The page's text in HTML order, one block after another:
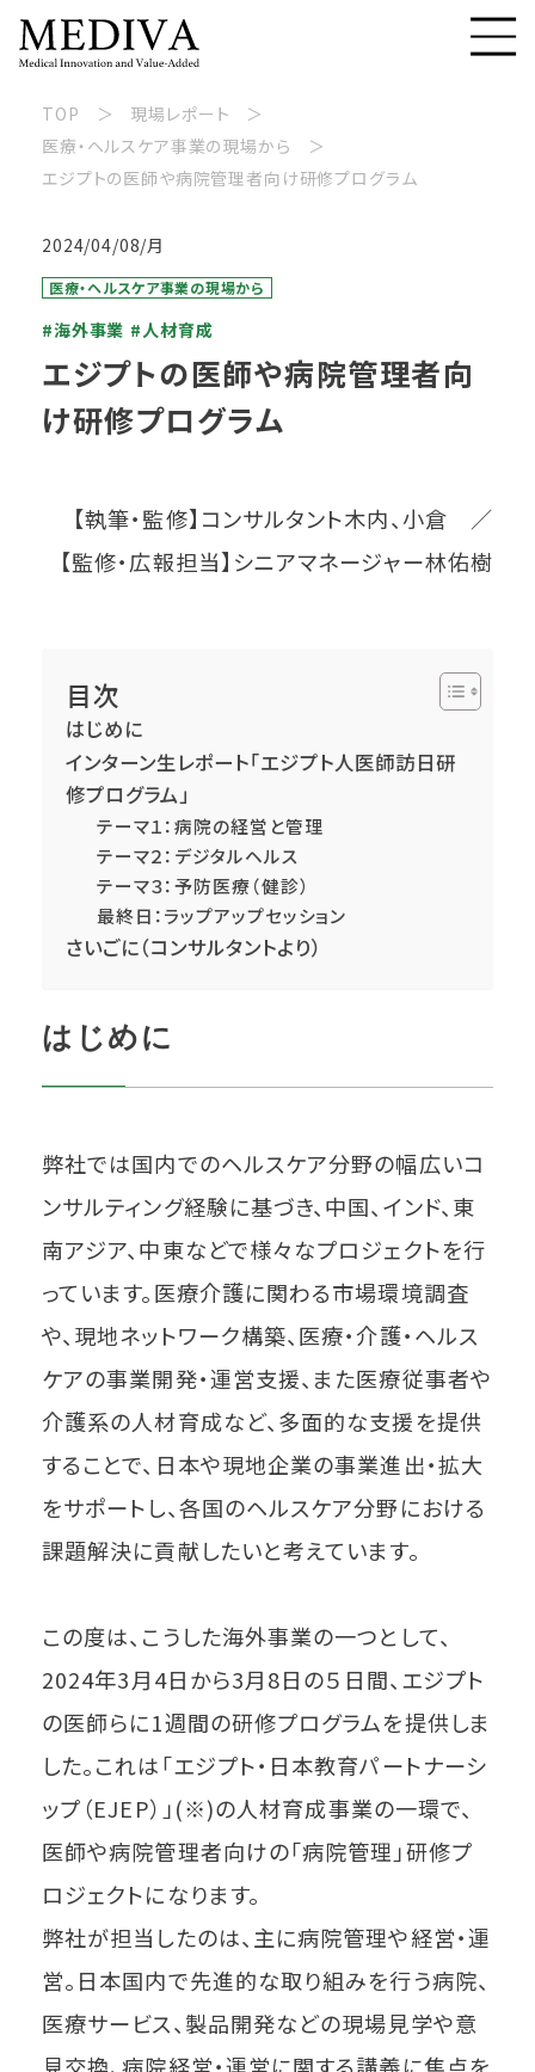
TOP
現場レポート
医療・ヘルスケア事業の現場から
エジプトの医師や病院管理者向け研修プログラム
2024/04/08/月
医療・ヘルスケア事業の現場から
#海外事業 #人材育成
エジプトの医師や病院管理者向
け研修プログラム
【執筆・監修】コンサルタント木内、小倉 ／
【監修・広報担当】シニアマネージャー林佑樹
目次
はじめに
インターン生レポート「エジプト人医師訪日研
修プログラム」
テーマ１：病院の経営と管理
テーマ２：デジタルヘルス
テーマ３：予防医療（健診）
最終日：ラップアップセッション
さいごに（コンサルタントより）
はじめに
弊社では国内でのヘルスケア分野の幅広いコ
ンサルティング経験に基づき、中国、インド、東
南アジア、中東などで様々なプロジェクトを行
っています。医療介護に関わる市場環境調査
や、現地ネットワーク構築、医療・介護・ヘルス
ケアの事業開発・運営支援、また医療従事者や
介護系の人材育成など、多面的な支援を提供
することで、日本や現地企業の事業進出・拡大
をサポートし、各国のヘルスケア分野における
課題解決に貢献したいと考えています。
この度は、こうした海外事業の一つとして、
2024年3月4日から3月8日の５日間、エジプト
の医師らに1週間の研修プログラムを提供しま
した。これは「エジプト・日本教育パートナーシ
ップ（EJEP）」(※)の人材育成事業の一環で、
医師や病院管理者向けの「病院管理」研修プ
ロジェクトになります。
弊社が担当したのは、主に病院管理や経営・運
営。日本国内で先進的な取り組みを行う病院、
医療サービス、製品開発などの現場見学や意
見交換、病院経営・運営に関する講義に焦点を